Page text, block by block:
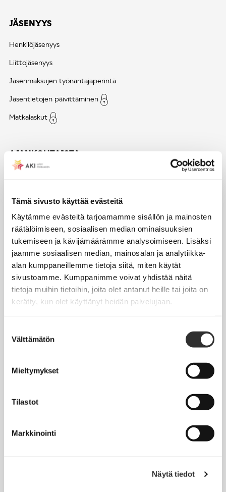
Tämä sivusto käyttää evästeitä
Käytämme evästeitä tarjoamamme sisällön ja mainosten
räätälöimiseen, sosiaalisen median ominaisuuksien
tukemiseen ja kävijämäärämme analysoimiseen. Lisäksi
jaamme sosiaalisen median, mainosalan ja analytiikka-
alan kumppaneillemme tietoja siitä, miten käytät
sivustoamme. Kumppanimme voivat yhdistää näitä
tietoja muihin tietoihin, joita olet antanut heille tai joita on
kerätty, kun olet käyttänyt heidän palvelujaan.
valinta
Välttämätön
Mieltymykset
Tilastot
Markkinointi
Näytä tiedot
JÄSENYYS
Henkilöjäsenyys
Liittojäsenyys
Jäsenmaksujen työnantajaperintä
Jäsentietojen päivittäminen
Matkalaskut
AJANKOHTAISTA
Crux-lehti
JOBI
TYÖELÄMÄOPAS
Työnhaku
KirVESTES 2025-2028, KJTES sekä muut työ- ja
Palkkaus
Työttömyys ja lomautukset